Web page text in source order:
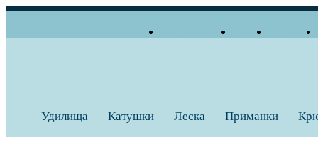
Удилища Катушки Леска Приманки